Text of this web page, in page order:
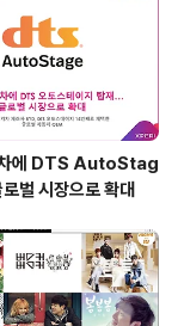
에 DTS AutoStag
벌 시장으로 확대